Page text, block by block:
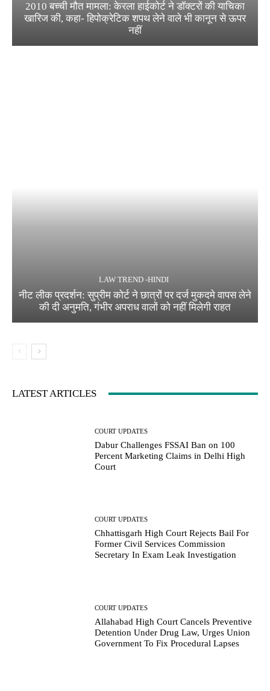
2010 बच्ची मौत मामला: केरला हाईकोर्ट ने डॉक्टरों की याचिका
खारिज की, कहा- हिपोक्रेटिक शपथ लेने वाले भी कानून से ऊपर
नहीं
LAW TREND -HINDI
नीट लीक प्रदर्शन: सुप्रीम कोर्ट ने छात्रों पर दर्ज मुकदमे वापस लेने
की दी अनुमति, गंभीर अपराध वालों को नहीं मिलेगी राहत
LATEST ARTICLES
COURT UPDATES
Dabur Challenges FSSAI Ban on 100
Percent Marketing Claims in Delhi High
Court
COURT UPDATES
Chhattisgarh High Court Rejects Bail For
Former Civil Services Commission
Secretary In Exam Leak Investigation
COURT UPDATES
Allahabad High Court Cancels Preventive
Detention Under Drug Law, Urges Union
Government To Fix Procedural Lapses